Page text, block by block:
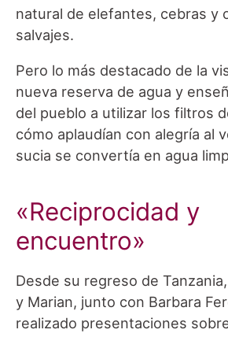
natural de elefantes, cebras y
salvajes.
Pero lo más destacado de la
nueva reserva de agua y
del pueblo a utilizar los filtros
cómo aplaudían con alegría al
sucia se convertía en agua
«Reciprocidad y
encuentro»
Desde su regreso de
y Marian, junto con Barbara
realizado presentaciones